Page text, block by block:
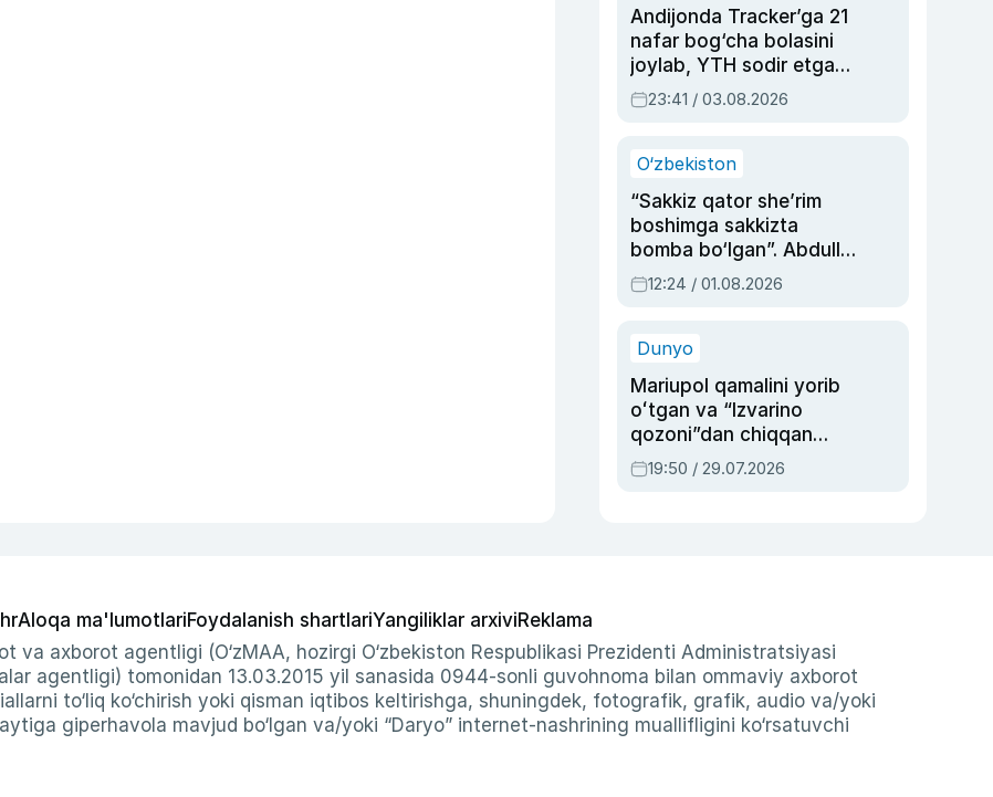
Andijonda Tracker’ga 21
nafar bog‘cha bolasini
joylab, YTH sodir etgan
ayolga sud hukmi o‘qildi
23:41 / 03.08.2026
O‘zbekiston
“Sakkiz qator she’rim
boshimga sakkizta
bomba bo‘lgan”. Abdulla
Oripovni siyosiy
ayblovlardan asrab
12:24 / 01.08.2026
Dunyo
Mariupol qamalini yorib
oʻtgan va “Izvarino
qozoni”dan chiqqan
qahramon — Ukraina
armiyasi bosh
19:50 / 29.07.2026
Aloqa ma'lumotlariFoydalanish shartlariYangiliklar arxiviReklama
va axborot agentligi (O‘zMAA, hozirgi O‘zbekiston Respublikasi Prezidenti Administratsiyasi
agentligi) tomonidan 13.03.2015 yil sanasida 0944-sonli guvohnoma bilan ommaviy axborot
to‘liq ko‘chirish yoki qisman iqtibos keltirishga, shuningdek, fotografik, grafik, audio va/yoki
giperhavola mavjud bo‘lgan va/yoki “Daryo” internet-nashrining muallifligini ko‘rsatuvchi